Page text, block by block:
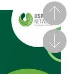
前
后一